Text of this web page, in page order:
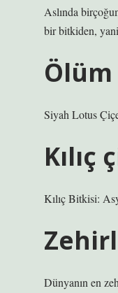
Aslında
bir bitkiden,
Siyah Lotus
Kılıç Bitkisi:
Dünyanın en